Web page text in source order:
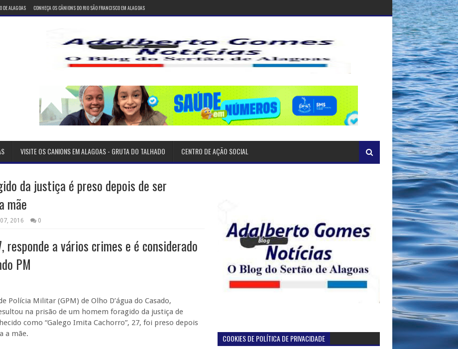
DE ALAGOAS CONHEÇA OS CÂNIONS DO RIO SÃO FRANCISCO EM ALAGOAS
VISITE OS CANIONS EM ALAGOAS - GRUTA DO TALHADO CENTRO DE AÇÃO SOCIAL
da justiça é preso depois de ser
mãe
2016 0
responde a vários crimes e é considerado
PM
Polícia Militar (GPM) de Olho D’água do Casado,
na prisão de um homem foragido da justiça de
como “Galego Imita Cachorro”, 27, foi preso depois
a mãe.
COOKIES DE POLÍTICA DE PRIVACIDADE